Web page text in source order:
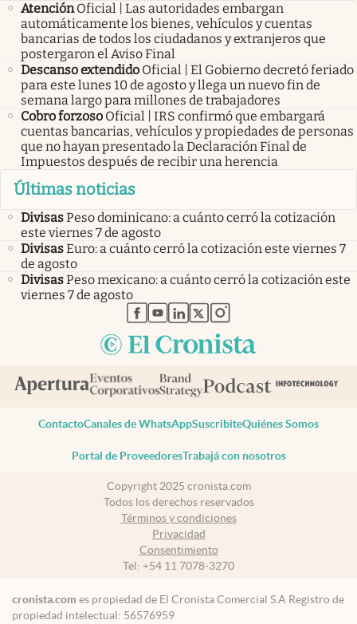
Atención Oficial | Las autoridades embargan
automáticamente los bienes, vehículos y cuentas
bancarias de todos los ciudadanos y extranjeros que
postergaron el Aviso Final
Descanso extendido Oficial | El Gobierno decretó feriado
para este lunes 10 de agosto y llega un nuevo fin de
semana largo para millones de trabajadores
Cobro forzoso Oficial | IRS confirmó que embargará
cuentas bancarias, vehículos y propiedades de personas
que no hayan presentado la Declaración Final de
Impuestos después de recibir una herencia
Últimas noticias
DivisasPeso dominicano: a cuánto cerró la cotización
este viernes 7 de agosto
DivisasEuro: a cuánto cerró la cotización este viernes 7
de agosto
DivisasPeso mexicano: a cuánto cerró la cotización este
viernes 7 de agosto
abre en nueva pestaña
abre en nueva pestaña
abre en nueva pestaña
abre en nueva pestaña
abre en nueva pestaña
ContactoCanales de WhatsAppSuscribiteQuiénes Somos
Portal de ProveedoresTrabajá con nosotros
Copyright 2025 cronista.com
Todos los derechos reservados
Términos y condiciones
Privacidad
Consentimiento
Tel: +54 11 7078-3270
cronista.com es propiedad de El Cronista Comercial S.A Registro de
propiedad intelectual: 56576959